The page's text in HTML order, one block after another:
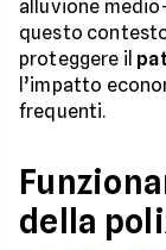
alluvione
questo
proteggere il
l’impatto
frequenti.
della